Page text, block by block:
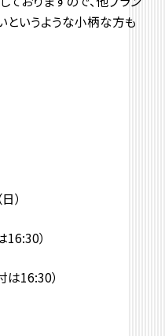
というような小柄な方も
）
）
16:30）